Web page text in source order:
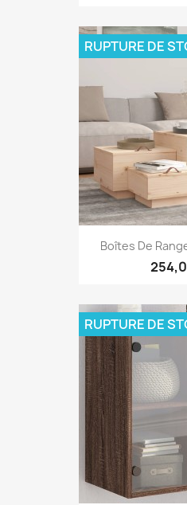
Boîtes De
RUPTURE DE
RUPTURE DE